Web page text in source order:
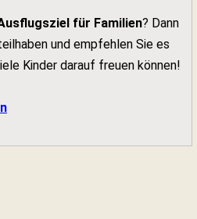
für Familien? Dann
und empfehlen Sie es
Kinder darauf freuen können!